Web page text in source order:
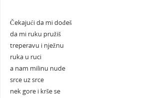
Čekajući da mi dođeš
da mi ruku pružiš
treperavu i nježnu
ruka u ruci
a nam milinu nude
srce uz srce
nek gore i krše se